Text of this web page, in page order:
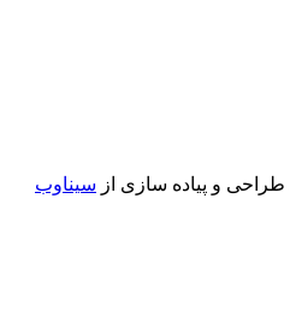
طراحی و پیاده سازی از سیناوب